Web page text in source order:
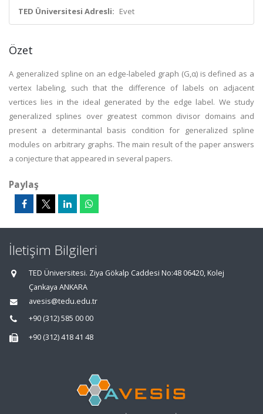
TED Üniversitesi Adresli: Evet
Özet
A generalized spline on an edge-labeled graph (G,α) is defined as a
vertex labeling, such that the difference of labels on adjacent
vertices lies in the ideal generated by the edge label. We study
generalized splines over greatest common divisor domains and
present a determinantal basis condition for generalized spline
modules on arbitrary graphs. The main result of the paper answers
a conjecture that appeared in several papers.
Paylaş
İletişim Bilgileri
TED Üniversitesi. Ziya Gökalp Caddesi No:48 06420, Kolej
Çankaya ANKARA
avesis@tedu.edu.tr
+90 (312) 585 00 00
+90 (312) 418 41 48